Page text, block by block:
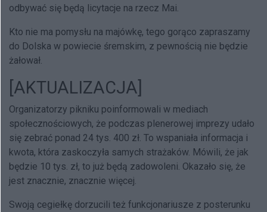
odbywać się będą licytacje na rzecz Mai.
Kto nie ma pomysłu na majówkę, tego gorąco zapraszamy
do Dolska w powiecie śremskim, z pewnością nie będzie
żałował.
[AKTUALIZACJA]
Organizatorzy pikniku poinformowali w mediach
społecznościowych, że podczas plenerowej imprezy udało
się zebrać ponad 24 tys. 400 zł. To wspaniała informacja i
kwota, która zaskoczyła samych strażaków. Mówili, że jak
będzie 10 tys. zł, to już będą zadowoleni. Okazało się, że
jest znacznie, znacznie więcej.
Swoją cegiełkę dorzucili też funkcjonariusze z posterunku